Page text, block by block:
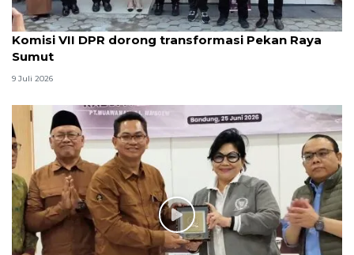
Komisi VII DPR dorong transformasi Pekan Raya
Sumut
9 Juli 2026